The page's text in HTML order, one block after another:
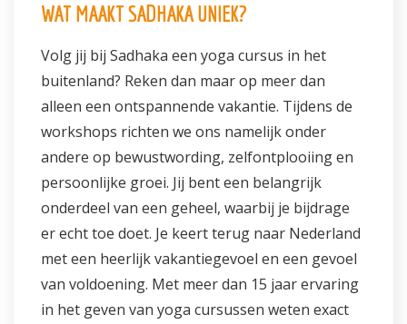
WAT MAAKT SADHAKA UNIEK?
Volg jij bij Sadhaka een yoga cursus in het
buitenland? Reken dan maar op meer dan
alleen een ontspannende vakantie. Tijdens de
workshops richten we ons namelijk onder
andere op bewustwording, zelfontplooiing en
persoonlijke groei. Jij bent een belangrijk
onderdeel van een geheel, waarbij je bijdrage
er echt toe doet. Je keert terug naar Nederland
met een heerlijk vakantiegevoel en een gevoel
van voldoening. Met meer dan 15 jaar ervaring
in het geven van yoga cursussen weten exact